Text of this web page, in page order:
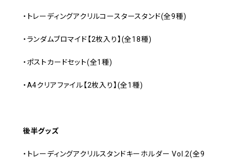
・トレーディングアクリルコースタースタンド(全9種)
・ランダムブロマイド【2枚入り】(全18種)
・ポストカードセット(全1種)
・A4クリアファイル【2枚入り】(全1種)
後半グッズ
・トレーディングアクリルスタンドキーホルダー Vol.2(全9